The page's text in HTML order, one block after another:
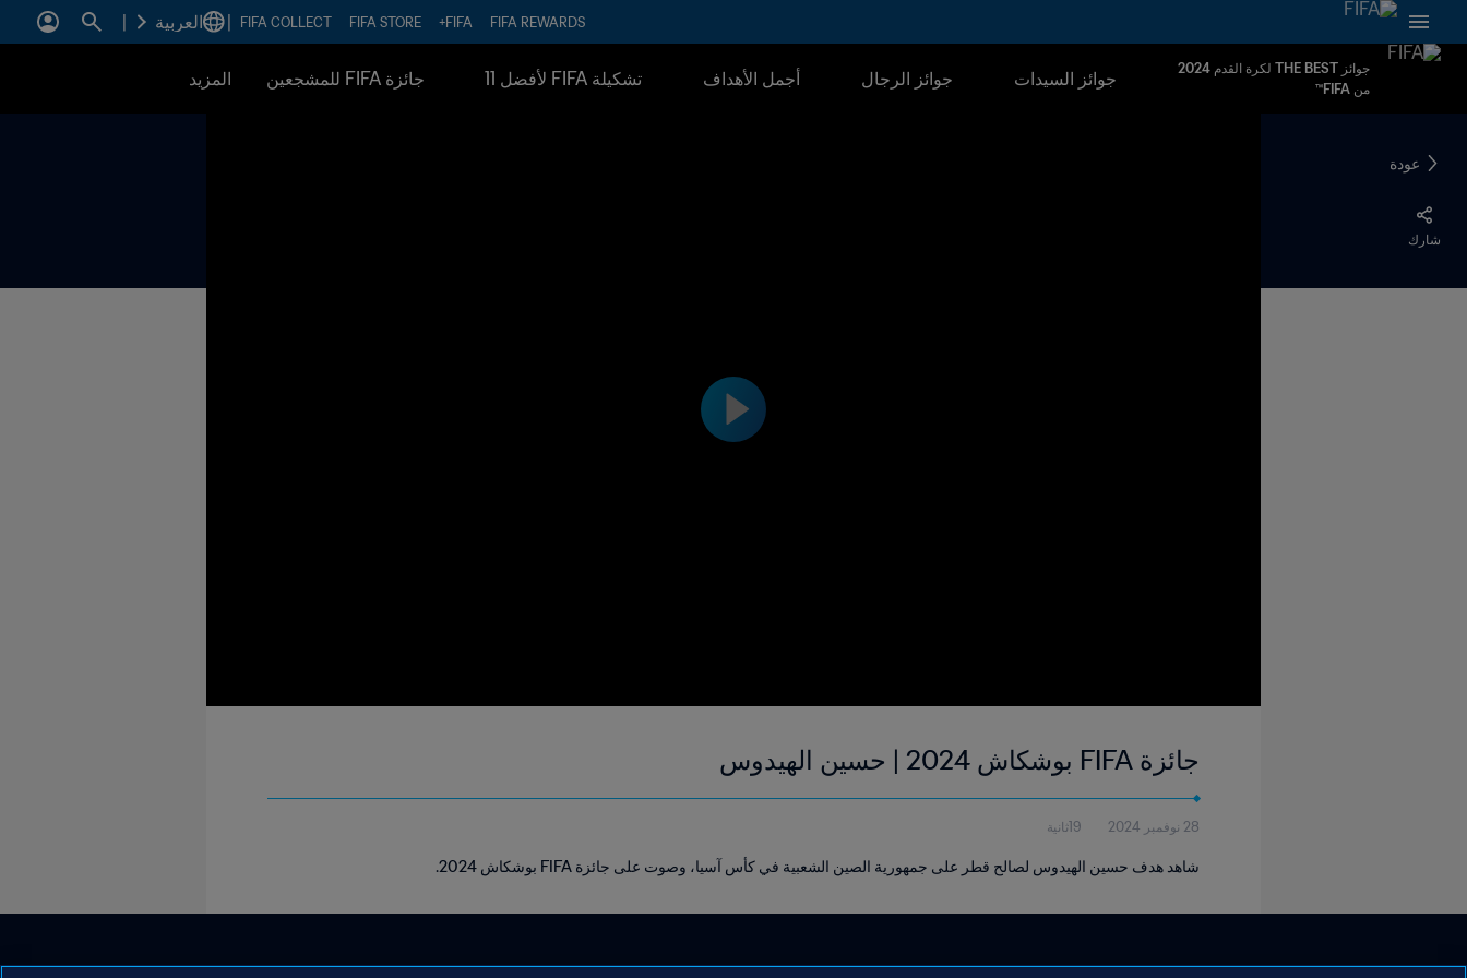
FIFA REWARDS
FIFA+
FIFA STORE
FIFA COLLECT العربية
جوائز THE BEST لكرة القدم 2024
من FIFA™
جوائز السيدات جوائز الرجال أجمل الأهداف تشكيلة FIFA لأفضل 11 جائزة FIFA للمشجعين المزيد
عودة
شارك
جائزة FIFA بوشكاش 2024 | حسين الهيدوس
28 نوفمبر 2024 19ثانية
شاهد هدف حسين الهيدوس لصالح قطر على جمهورية الصين الشعبية في كأس آسيا، وصوت على جائزة FIFA بوشكاش 2024.